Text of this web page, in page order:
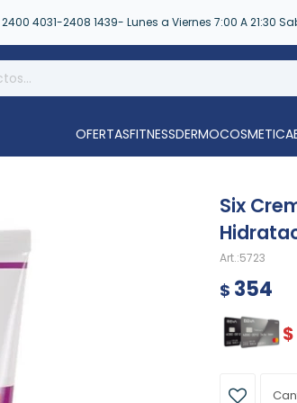
2400 4031-2408 1439- Lunes a Viernes 7:00 A 21:30
OFERTASFITNESSDERMOCOSMETICA
Six
5723
$ 354
$